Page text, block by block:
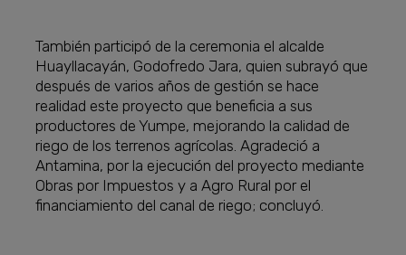
También participó de la ceremonia el alcalde
Huayllacayán, Godofredo Jara, quien subrayó que
después de varios años de gestión se hace
realidad este proyecto que beneficia a sus
productores de Yumpe, mejorando la calidad de
riego de los terrenos agrícolas. Agradeció a
Antamina, por la ejecución del proyecto mediante
Obras por Impuestos y a Agro Rural por el
financiamiento del canal de riego; concluyó.